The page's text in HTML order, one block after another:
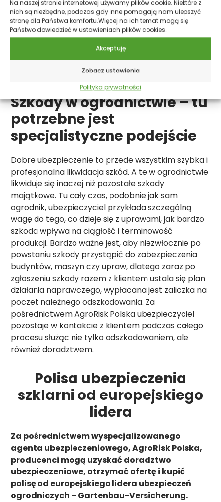
Na naszej stronie internetowej używamy plików cookie. Niektóre z
nich są niezbędne, podczas gdy inne pomagają nam ulepszyć
stronę dla Państwa komfortu.Więcej na ich temat mogą się
Państwo dowiedzieć wustawieniach plików cookies.
Akceptuję
Zobacz ustawienia
Polityka prywatności
Szkody w ogrodnictwie – tu
potrzebne jest
specjalistyczne podejście
Dobre ubezpieczenie to przede wszystkim szybka i
profesjonalna likwidacja szkód. A te w ogrodnictwie
likwiduje się inaczej niż pozostałe szkody
majątkowe. Tu cały czas, podobnie jak sam
ogrodnik, ubezpieczyciel przykłada szczególną
wagę do tego, co dzieje się z uprawami, jak bardzo
szkoda wpływa na ciągłość i terminowość
produkcji. Bardzo ważne jest, aby niezwłocznie po
powstaniu szkody przystąpić do zabezpieczenia
budynków, maszyn czy upraw, dlatego zaraz po
zgłoszeniu szkody razem z klientem ustala się plan
działania naprawczego, wypłacana jest zaliczka na
poczet należnego odszkodowania. Za
pośrednictwem AgroRisk Polska ubezpieczyciel
pozostaje w kontakcie z klientem podczas całego
procesu służąc nie tylko odszkodowaniem, ale
również doradztwem.
Polisa ubezpieczenia
szklarni od europejskiego
lidera
Za pośrednictwem wyspecjalizowanego
agenta ubezpieczeniowego, AgroRisk Polska,
producenci mogą uzyskać doradztwo
ubezpieczeniowe, otrzymać ofertę i kupić
polisę od europejskiego lidera ubezpieczeń
ogrodniczych – Gartenbau-Versicherung.